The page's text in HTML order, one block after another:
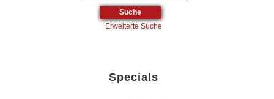
Erweiterte Suche
Specials